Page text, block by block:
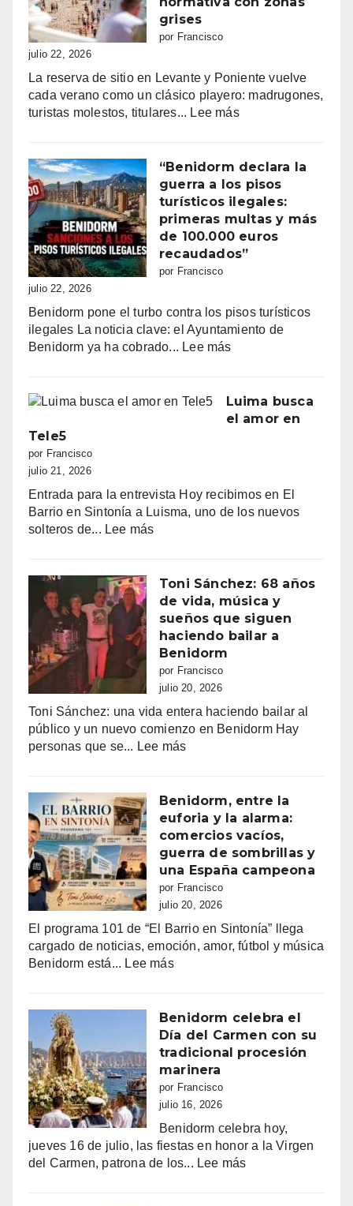
de
Cristianos
de
Villajoyosa
grises
por Francisco
julio 22, 2026
La reserva de sitio en Levante y Poniente vuelve
cada verano como un clásico playero: madrugones,
turistas molestos, titulares... Lee más:
la
batalla
por
la
primera
línea:
quejas
vecinales
con
zonas
“Benidorm declara la
guerra a los pisos
turísticos ilegales:
primeras multas y más
de 100.000 euros
recaudados”
por Francisco
julio 22, 2026
Benidorm pone el turbo contra los pisos turísticos
ilegales La noticia clave: el Ayuntamiento de
Benidorm ya ha cobrado... Lee más:
la
guerra
ilegales:
primeras
de
100.000
euros
recaudados”
Luima busca
el amor en
Tele5
por Francisco
julio 21, 2026
Entrada para la entrevista Hoy recibimos en El
Barrio en Sintonía a Luisma, uno de los nuevos
solteros de... Lee más:
el
amor
en
Tele5
Toni Sánchez: 68 años
de vida, música y
sueños que siguen
haciendo bailar a
Benidorm
por Francisco
julio 20, 2026
Toni Sánchez: una vida entera haciendo bailar al
público y un nuevo comienzo en Benidorm Hay
personas que se... Lee más:
68
años
de
vida,
música
y
sueños
siguen
haciendo
Benidorm, entre la
euforia y la alarma:
comercios vacíos,
guerra de sombrillas y
una España campeona
por Francisco
julio 20, 2026
El programa 101 de “El Barrio en Sintonía” llega
cargado de noticias, emoción, amor, fútbol y música
Benidorm está... Lee más:
la
euforia
y
la
alarma:
comercios
guerra
de
sombrillas
Benidorm celebra el
Día del Carmen con su
tradicional procesión
marinera
por Francisco
julio 16, 2026
Benidorm celebra hoy,
jueves 16 de julio, las fiestas en honor a la Virgen
del Carmen, patrona de los... Lee más: